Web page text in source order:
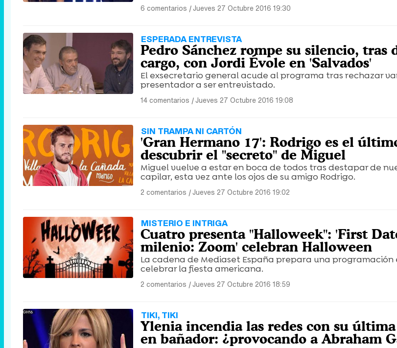
6 comentarios |Jueves 27 Octubre 2016 19:30
ESPERADA ENTREVISTA
Pedro Sánchez rompe su silencio, tras
cargo, con Jordi Évole en 'Salvados'
El exsecretario general acude al programa tras rechazar
presentador a ser entrevistado.
14 comentarios |Jueves 27 Octubre 2016 19:08
SIN TRAMPA NI CARTÓN
'Gran Hermano 17': Rodrigo es el
descubrir el "secreto" de Miguel
Miguel vuelve a estar en boca de todos tras destapar de
capilar, esta vez ante los ojos de su amigo Rodrigo.
2 comentarios |Jueves 27 Octubre 2016 19:02
MISTERIO E INTRIGA
Cuatro presenta "Halloweek": 'First
milenio: Zoom' celebran Halloween
La cadena de Mediaset España prepara una programación
celebrar la fiesta americana.
2 comentarios |Jueves 27 Octubre 2016 18:59
TIKI, TIKI
Ylenia incendia las redes con su
en bañador: ¿provocando a Abraham